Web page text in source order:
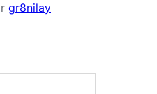
gr8nilay